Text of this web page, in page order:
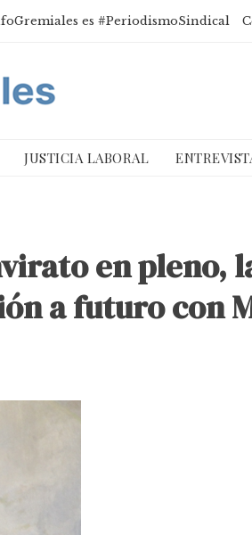
es #PeriodismoSindical
JUSTICIA LABORAL
en pleno,
a futuro con